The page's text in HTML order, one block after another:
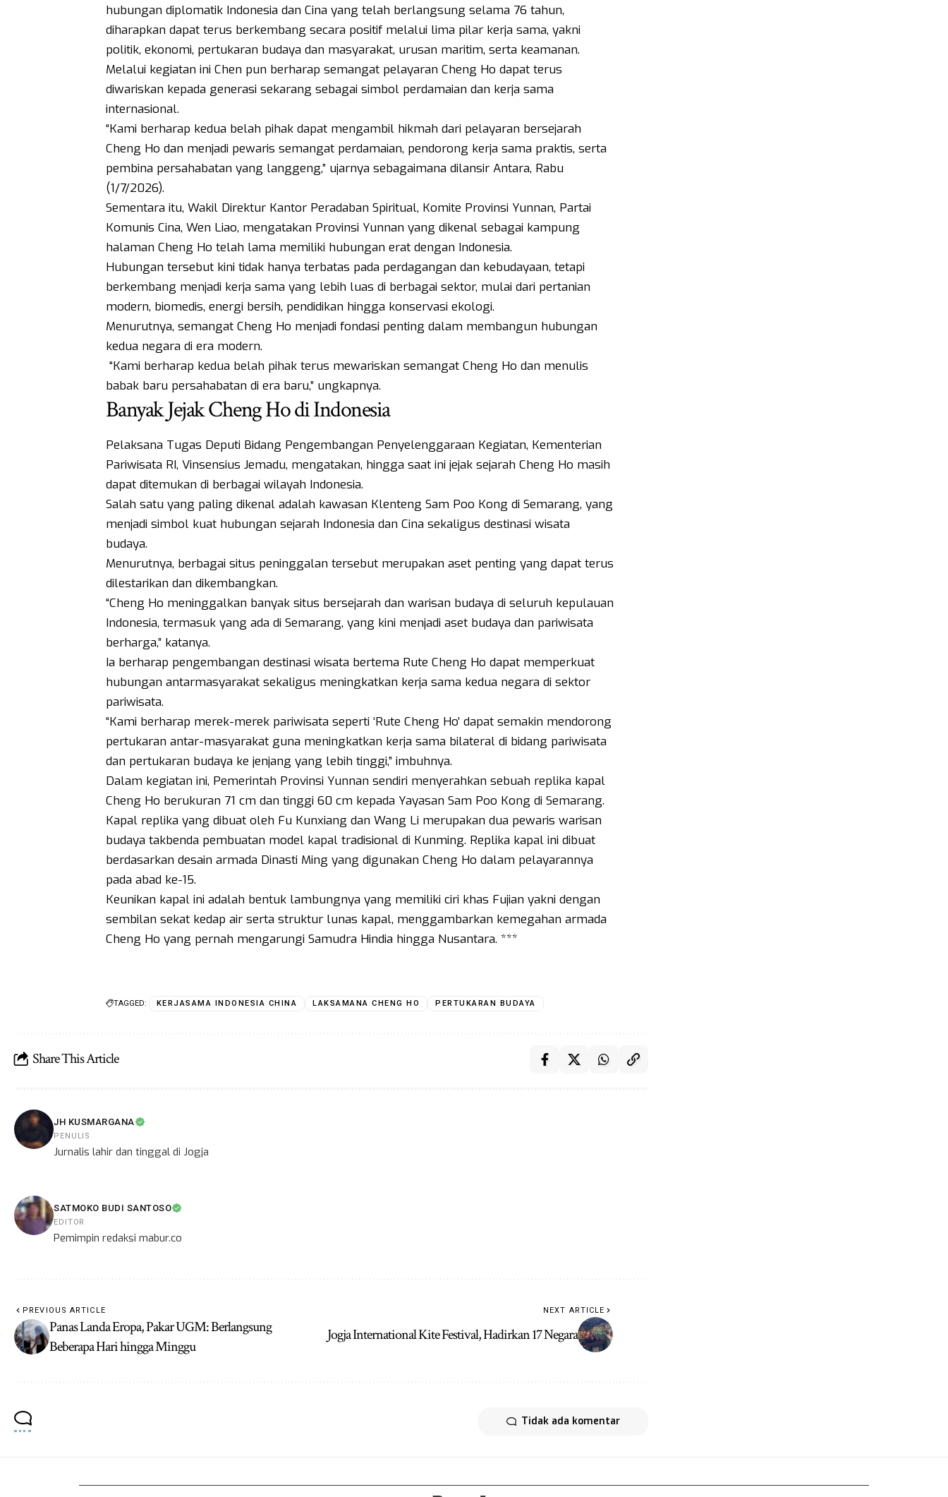
hubungan diplomatik Indonesia dan Cina yang telah berlangsung selama 76 tahun,
diharapkan dapat terus berkembang secara positif melalui lima pilar kerja sama, yakni
politik, ekonomi, pertukaran budaya dan masyarakat, urusan maritim, serta keamanan.
Melalui kegiatan ini Chen pun berharap semangat pelayaran Cheng Ho dapat terus
diwariskan kepada generasi sekarang sebagai simbol perdamaian dan kerja sama
internasional.
“Kami berharap kedua belah pihak dapat mengambil hikmah dari pelayaran bersejarah
Cheng Ho dan menjadi pewaris semangat perdamaian, pendorong kerja sama praktis, serta
pembina persahabatan yang langgeng,” ujarnya sebagaimana dilansir Antara, Rabu
(1/7/2026).
Sementara itu, Wakil Direktur Kantor Peradaban Spiritual, Komite Provinsi Yunnan, Partai
Komunis Cina, Wen Liao, mengatakan Provinsi Yunnan yang dikenal sebagai kampung
halaman Cheng Ho telah lama memiliki hubungan erat dengan Indonesia.
Hubungan tersebut kini tidak hanya terbatas pada perdagangan dan kebudayaan, tetapi
berkembang menjadi kerja sama yang lebih luas di berbagai sektor, mulai dari pertanian
modern, biomedis, energi bersih, pendidikan hingga konservasi ekologi.
Menurutnya, semangat Cheng Ho menjadi fondasi penting dalam membangun hubungan
kedua negara di era modern.
“Kami berharap kedua belah pihak terus mewariskan semangat Cheng Ho dan menulis
babak baru persahabatan di era baru,” ungkapnya.
Banyak Jejak Cheng Ho di Indonesia
Pelaksana Tugas Deputi Bidang Pengembangan Penyelenggaraan Kegiatan, Kementerian
Pariwisata RI, Vinsensius Jemadu, mengatakan, hingga saat ini jejak sejarah Cheng Ho masih
dapat ditemukan di berbagai wilayah Indonesia.
Salah satu yang paling dikenal adalah kawasan Klenteng Sam Poo Kong di Semarang, yang
menjadi simbol kuat hubungan sejarah Indonesia dan Cina sekaligus destinasi wisata
budaya.
Menurutnya, berbagai situs peninggalan tersebut merupakan aset penting yang dapat terus
dilestarikan dan dikembangkan.
“Cheng Ho meninggalkan banyak situs bersejarah dan warisan budaya di seluruh kepulauan
Indonesia, termasuk yang ada di Semarang, yang kini menjadi aset budaya dan pariwisata
berharga,” katanya.
Ia berharap pengembangan destinasi wisata bertema Rute Cheng Ho dapat memperkuat
hubungan antarmasyarakat sekaligus meningkatkan kerja sama kedua negara di sektor
pariwisata.
“Kami berharap merek-merek pariwisata seperti ‘Rute Cheng Ho’ dapat semakin mendorong
pertukaran antar-masyarakat guna meningkatkan kerja sama bilateral di bidang pariwisata
dan pertukaran budaya ke jenjang yang lebih tinggi,” imbuhnya.
Dalam kegiatan ini, Pemerintah Provinsi Yunnan sendiri menyerahkan sebuah replika kapal
Cheng Ho berukuran 71 cm dan tinggi 60 cm kepada Yayasan Sam Poo Kong di Semarang.
Kapal replika yang dibuat oleh Fu Kunxiang dan Wang Li merupakan dua pewaris warisan
budaya takbenda pembuatan model kapal tradisional di Kunming. Replika kapal ini dibuat
berdasarkan desain armada Dinasti Ming yang digunakan Cheng Ho dalam pelayarannya
pada abad ke-15.
Keunikan kapal ini adalah bentuk lambungnya yang memiliki ciri khas Fujian yakni dengan
sembilan sekat kedap air serta struktur lunas kapal, menggambarkan kemegahan armada
Cheng Ho yang pernah mengarungi Samudra Hindia hingga Nusantara. ***
TAGGED: KERJASAMA INDONESIA CHINA LAKSAMANA CHENG HO PERTUKARAN BUDAYA
Share This Article
JH KUSMARGANA
PENULIS
Jurnalis lahir dan tinggal di Jogja
SATMOKO BUDI SANTOSO
EDITOR
Pemimpin redaksi mabur.co
PREVIOUS ARTICLE
Panas Landa Eropa, Pakar UGM: Berlangsung
Beberapa Hari hingga Minggu
NEXT ARTICLE
Jogja International Kite Festival, Hadirkan 17 Negara
Tidak ada komentar